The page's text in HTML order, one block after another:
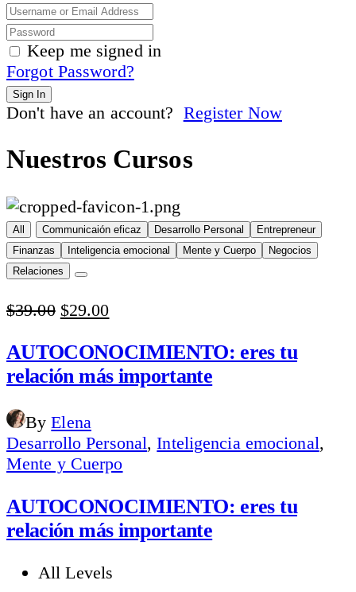
Keep me signed in
Forgot Password?
Sign In
Don't have an account? Register Now
Nuestros Cursos
All Communicaión eficaz Desarrollo Personal
Entrepreneur
Finanzas
Inteligencia emocional Mente y Cuerpo
Negocios
Relaciones
$39.00 Original
was:
$39.00.
$29.00Current
is:
$29.00.
AUTOCONOCIMIENTO: eres tu
relación más importante
By Elena
Desarrollo Personal,Inteligencia emocional,
Mente y Cuerpo
AUTOCONOCIMIENTO: eres tu
relación más importante
All Levels